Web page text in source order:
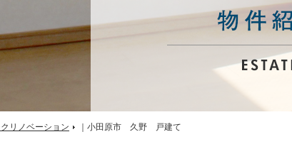
リノベーション ｜小田原市 久野 戸建て